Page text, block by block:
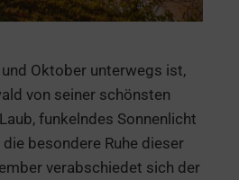
Oktober unterwegs ist,
von seiner schönsten
funkelndes Sonnenlicht
besondere Ruhe dieser
verabschiedet sich der